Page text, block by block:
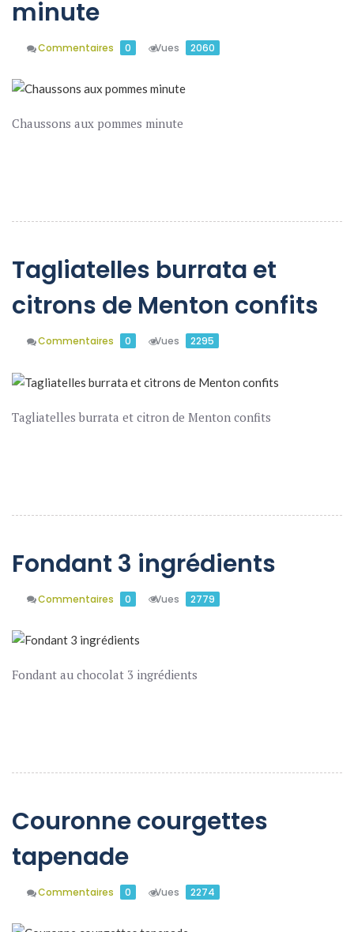
minute
Commentaires 0 Vues 2060
Chaussons aux pommes minute
Tagliatelles burrata et
citrons de Menton confits
Commentaires 0 Vues 2295
Tagliatelles burrata et citron de Menton confits
Fondant 3 ingrédients
Commentaires 0 Vues 2779
Fondant au chocolat 3 ingrédients
Couronne courgettes
tapenade
Commentaires 0 Vues 2274